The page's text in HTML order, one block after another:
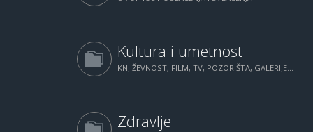
Kultura i umetnost
KNJIŽEVNOST, FILM, TV, POZORIŠTA, GALERIJE...
Zdravlje